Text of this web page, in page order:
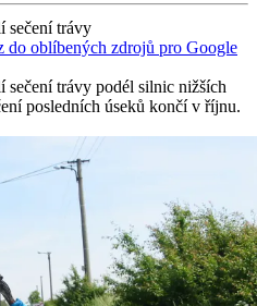
sečení trávy
do oblíbených zdrojů pro Google
trávy podél silnic nižších
posledních úseků končí v říjnu.